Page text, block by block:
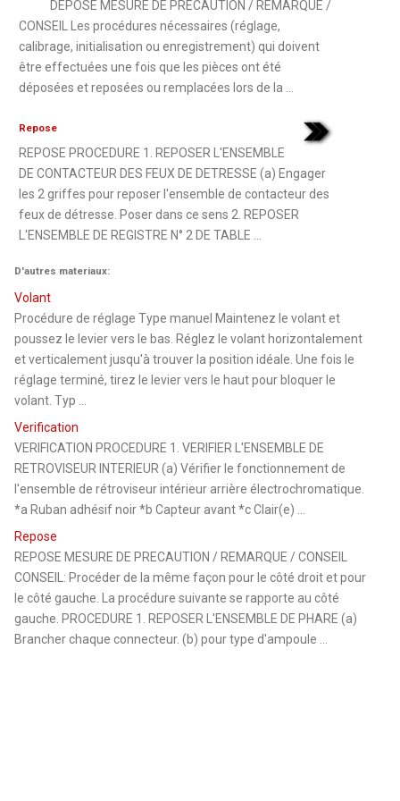
DEPOSE MESURE DE PRECAUTION / REMARQUE /
CONSEIL Les procédures nécessaires (réglage,
calibrage, initialisation ou enregistrement) qui doivent
être effectuées une fois que les pièces ont été
déposées et reposées ou remplacées lors de la ...
Repose
REPOSE PROCEDURE 1. REPOSER L'ENSEMBLE
DE CONTACTEUR DES FEUX DE DETRESSE (a) Engager
les 2 griffes pour reposer l'ensemble de contacteur des
feux de détresse. Poser dans ce sens 2. REPOSER
L'ENSEMBLE DE REGISTRE N° 2 DE TABLE ...
D'autres materiaux:
Volant
Procédure de réglage Type manuel Maintenez le volant et
poussez le levier vers le bas. Réglez le volant horizontalement
et verticalement jusqu'à trouver la position idéale. Une fois le
réglage terminé, tirez le levier vers le haut pour bloquer le
volant. Typ ...
Verification
VERIFICATION PROCEDURE 1. VERIFIER L'ENSEMBLE DE
RETROVISEUR INTERIEUR (a) Vérifier le fonctionnement de
l'ensemble de rétroviseur intérieur arrière électrochromatique.
*a Ruban adhésif noir *b Capteur avant *c Clair(e) ...
Repose
REPOSE MESURE DE PRECAUTION / REMARQUE / CONSEIL
CONSEIL: Procéder de la même façon pour le côté droit et pour
le côté gauche. La procédure suivante se rapporte au côté
gauche. PROCEDURE 1. REPOSER L'ENSEMBLE DE PHARE (a)
Brancher chaque connecteur. (b) pour type d'ampoule ...